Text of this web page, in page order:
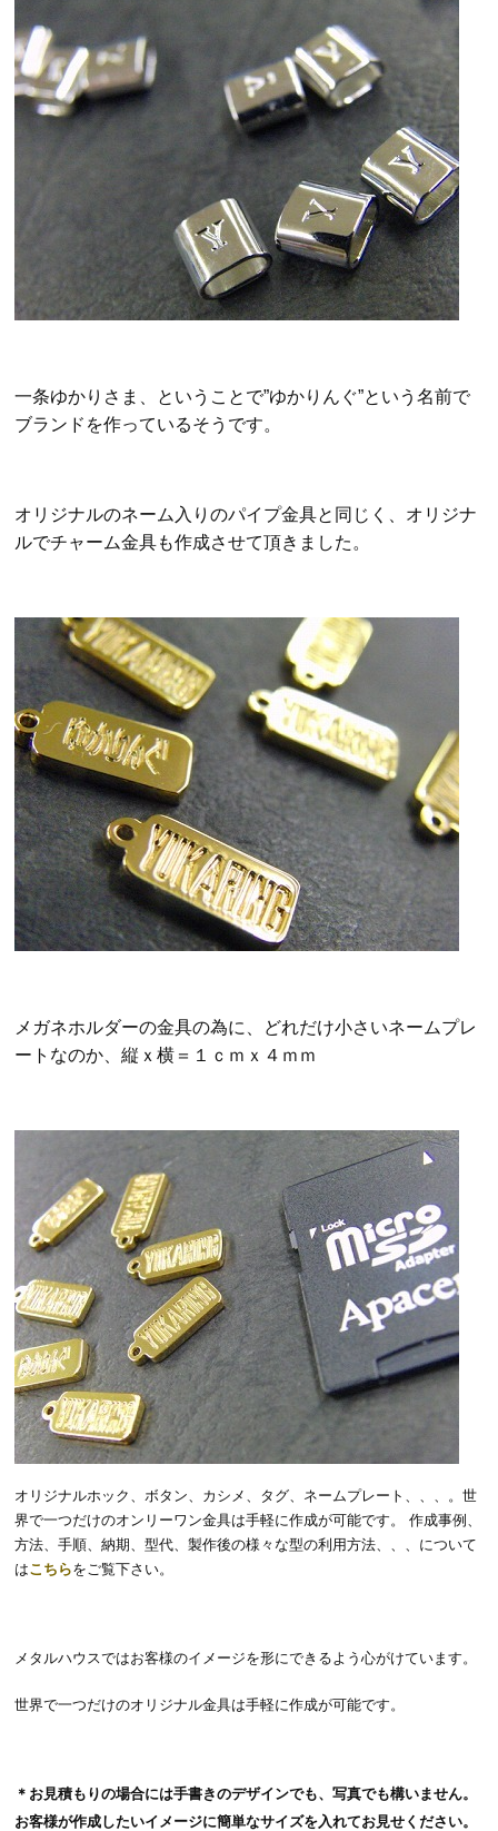
一条ゆかりさま、ということで”ゆかりんぐ”という名前で
ブランドを作っているそうです。
オリジナルのネーム入りのパイプ金具と同じく、オリジナ
ルでチャーム金具も作成させて頂きました。
メガネホルダーの金具の為に、どれだけ小さいネームプレ
ートなのか、縦ｘ横＝１ｃｍｘ４ｍｍ
オリジナルホック、ボタン、カシメ、タグ、ネームプレート、、、。世
界で一つだけのオンリーワン金具は手軽に作成が可能です。 作成事例、
方法、手順、納期、型代、製作後の様々な型の利用方法、、、について
はこちらをご覧下さい。
メタルハウスではお客様のイメージを形にできるよう心がけています。
世界で一つだけのオリジナル金具は手軽に作成が可能です。
＊お見積もりの場合には手書きのデザインでも、写真でも構いません。
お客様が作成したいイメージに簡単なサイズを入れてお見せください。